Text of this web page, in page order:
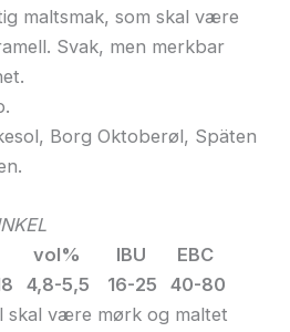
maltsmak, som skal være
Svak, men merkbar
Borg Oktoberøl, Späten
IBU EBC
4,8-5,5 16-25 40-80
skal være mørk og maltet